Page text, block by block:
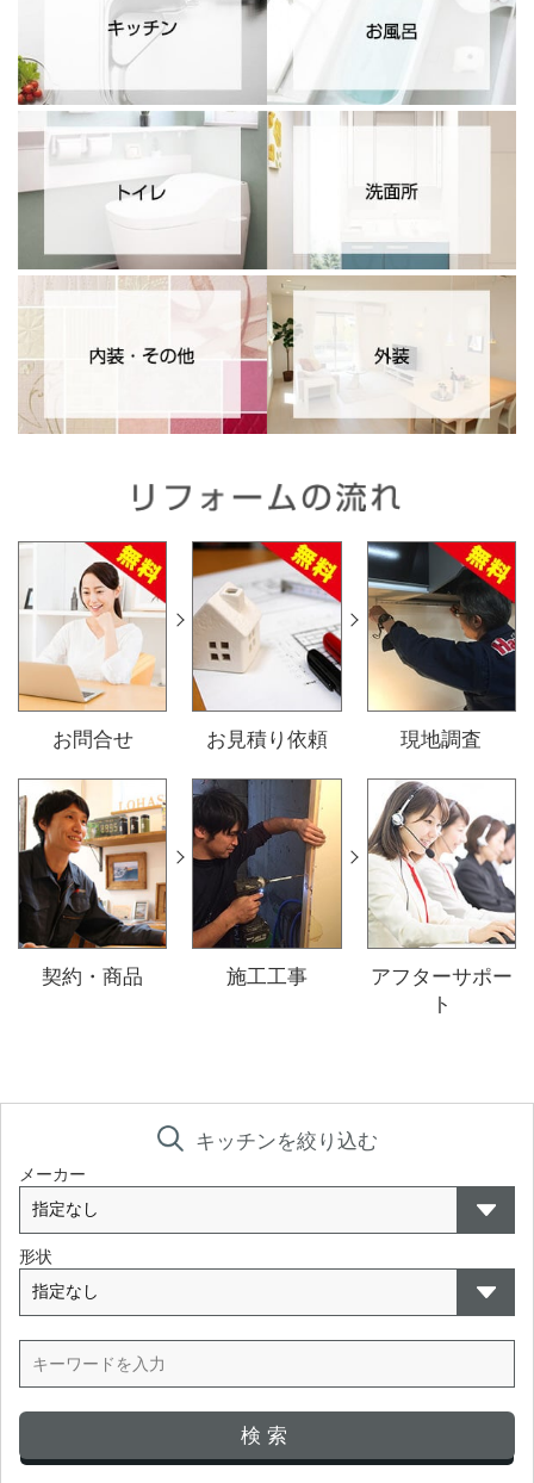
リフォームの流れ
お問合せ お見積り依頼 現地調査
契約・商品 施工工事
アフターサポー
ト
キッチンを絞り込む
メーカー
形状